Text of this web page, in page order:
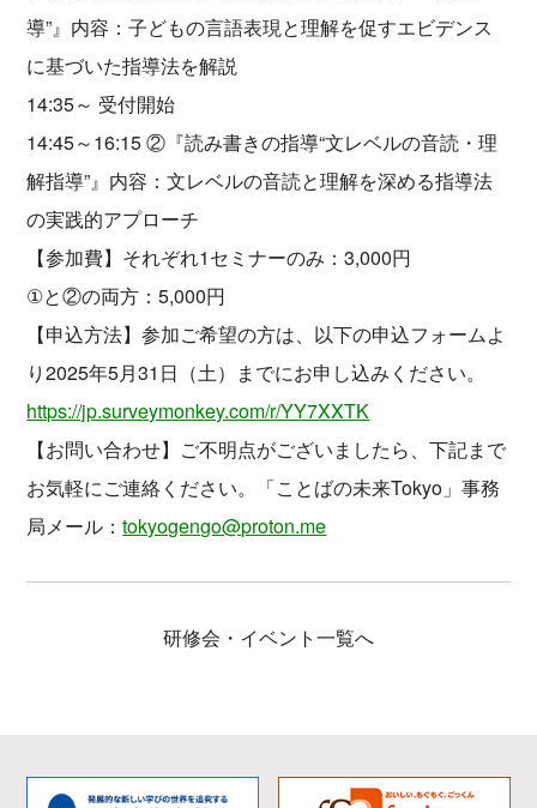
導”』内容：子どもの言語表現と理解を促すエビデンス
に基づいた指導法を解説
14:35～ 受付開始
14:45～16:15 ②『読み書きの指導“文レベルの音読・理
解指導”』内容：文レベルの音読と理解を深める指導法
の実践的アプローチ
【参加費】それぞれ1セミナーのみ：3,000円
①と②の両方：5,000円
【申込方法】参加ご希望の方は、以下の申込フォームよ
り2025年5月31日（土）までにお申し込みください。
https://jp.surveymonkey.com/r/YY7XXTK
【お問い合わせ】ご不明点がございましたら、下記まで
お気軽にご連絡ください。「ことばの未来Tokyo」事務
局メール：tokyogengo@proton.me
研修会・イベント一覧へ